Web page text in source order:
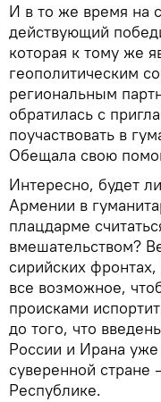
И в то же время на
действующий
которая к тому же
геополитическим
региональным
обратилась с
поучаствовать в
Обещала свою
Интересно, будет
Армении в
плацдарме
вмешательством?
сирийских
все возможное,
происками
до того, что
России и Ирана уже
суверенной стране
Республике.